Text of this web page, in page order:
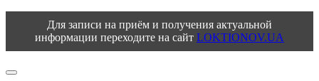
Для записи на приём и получения актуальной
информации переходите на сайт LOKTIONOV.UA